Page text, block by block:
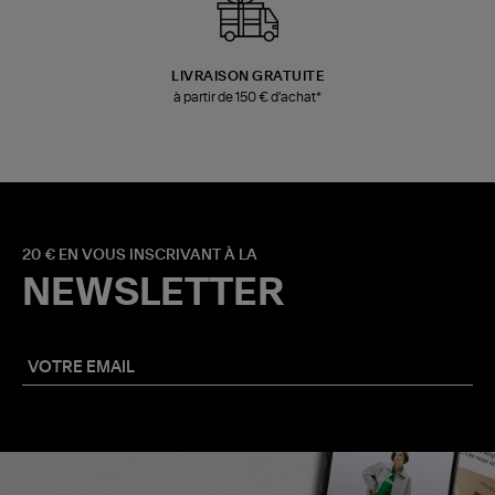
LIVRAISON GRATUITE
à partir de 150 € d'achat*
20 € EN VOUS INSCRIVANT À LA
NEWSLETTER